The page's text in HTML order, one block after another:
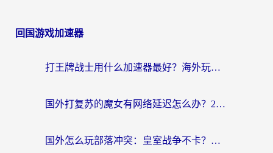
回国游戏加速器
打王牌战士用什么加速器最好？海外玩家的终极选择指南
国外打复苏的魔女有网络延迟怎么办？2026海外玩家国服游戏加速全攻略
国外怎么玩部落冲突：皇室战争不卡？海外玩家畅玩国服游戏终极指南